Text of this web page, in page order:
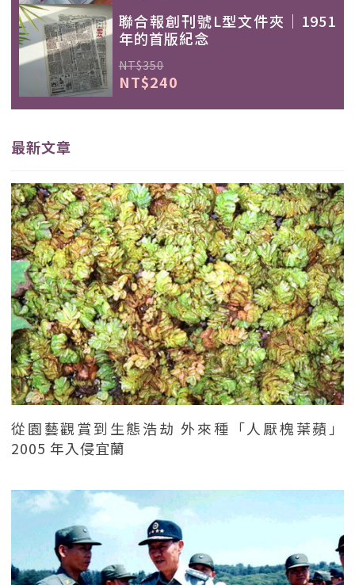
聯合報創刊號L型文件夾｜1951
年的首版紀念
NT$350
NT$240
最新文章
從園藝觀賞到生態浩劫 外來種「人厭槐葉蘋」
2005 年入侵宜蘭